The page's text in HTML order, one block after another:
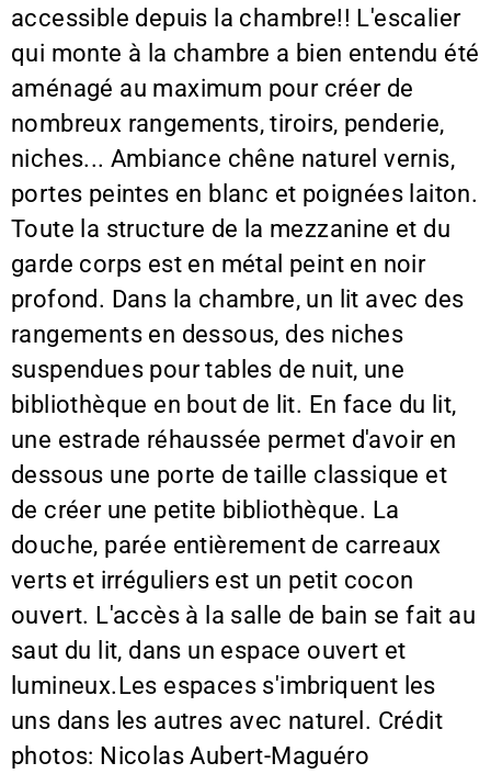
accessible depuis la chambre!! L'escalier
qui monte à la chambre a bien entendu été
aménagé au maximum pour créer de
nombreux rangements, tiroirs, penderie,
niches... Ambiance chêne naturel vernis,
portes peintes en blanc et poignées laiton.
Toute la structure de la mezzanine et du
garde corps est en métal peint en noir
profond. Dans la chambre, un lit avec des
rangements en dessous, des niches
suspendues pour tables de nuit, une
bibliothèque en bout de lit. En face du lit,
une estrade réhaussée permet d'avoir en
dessous une porte de taille classique et
de créer une petite bibliothèque. La
douche, parée entièrement de carreaux
verts et irréguliers est un petit cocon
ouvert. L'accès à la salle de bain se fait au
saut du lit, dans un espace ouvert et
lumineux.Les espaces s'imbriquent les
uns dans les autres avec naturel. Crédit
photos: Nicolas Aubert-Maguéro